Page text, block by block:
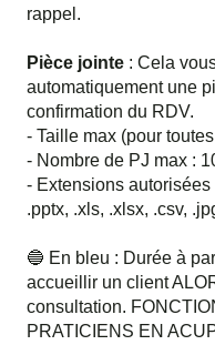
rappel.
Pièce jointe : Cela
automatiquement une
confirmation du RDV.
- Taille max (pour
- Nombre de PJ max :
- Extensions autorisées
.pptx, .xls, .xlsx, .csv,
🔵 En bleu : Durée à
accueillir un client
consultation.
PRATICIENS EN